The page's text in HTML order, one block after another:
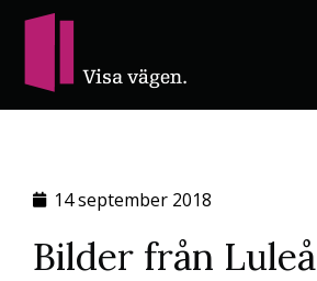
14 september 2018
Bilder från Luleå